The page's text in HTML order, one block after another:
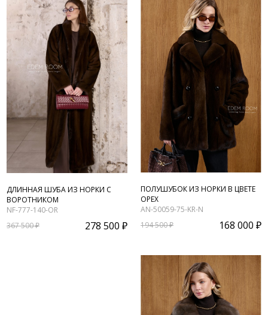
ДЛИННАЯ ШУБА ИЗ НОРКИ С
ВОРОТНИКОМ
NF-777-140-OR
367 500 ₽
278 500 ₽
ПОЛУШУБОК ИЗ НОРКИ В ЦВЕТЕ
ОРЕХ
AN-50059-75-KR-N
194 500 ₽
168 000 ₽